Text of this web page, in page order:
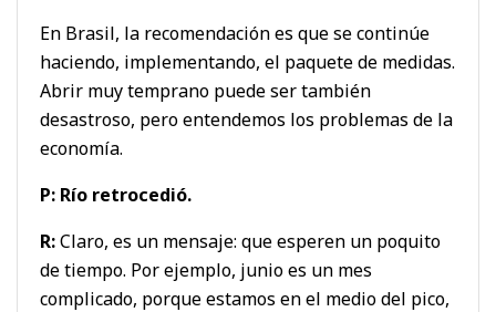
En Brasil, la recomendación es que se continúe
haciendo, implementando, el paquete de medidas.
Abrir muy temprano puede ser también
desastroso, pero entendemos los problemas de la
economía.
P: Río retrocedió.
R:Claro, es un mensaje: que esperen un poquito
de tiempo. Por ejemplo, junio es un mes
complicado, porque estamos en el medio del pico,